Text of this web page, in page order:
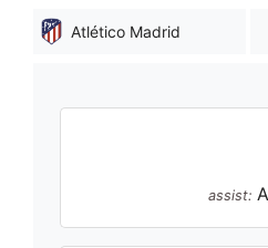
Atlético Madrid
assist: